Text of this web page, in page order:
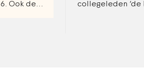
Ook de
collegeleden ‘de